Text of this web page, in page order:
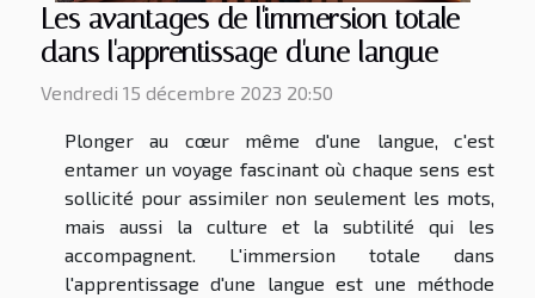
Les avantages de l'immersion totale
dans l'apprentissage d'une langue
Vendredi 15 décembre 2023 20:50
Plonger au cœur même d'une langue, c'est
entamer un voyage fascinant où chaque sens est
sollicité pour assimiler non seulement les mots,
mais aussi la culture et la subtilité qui les
accompagnent. L'immersion totale dans
l'apprentissage d'une langue est une méthode